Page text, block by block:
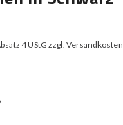
4 UStGzzgl. Versandkosten